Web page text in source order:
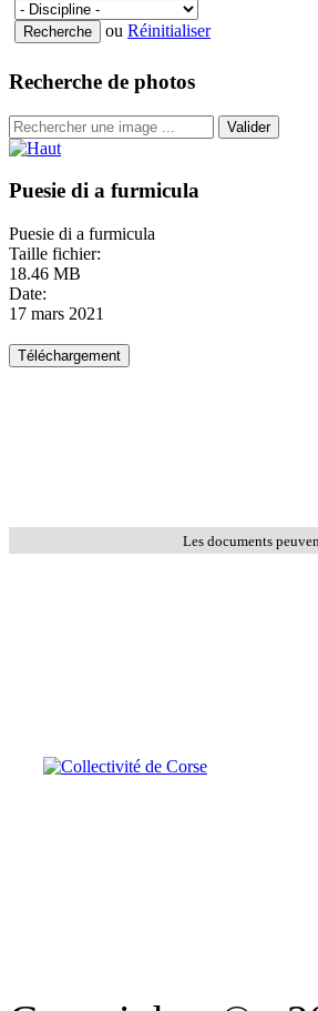
ou Réinitialiser
Recherche de photos
Valider
Puesie di a furmicula
Puesie di a furmicula
Taille fichier:
18.46 MB
Date:
17 mars 2021
Les documents